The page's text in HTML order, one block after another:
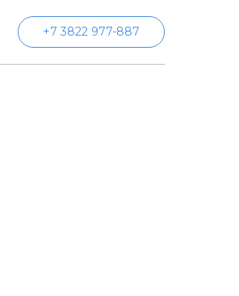
+7 3822 977-887